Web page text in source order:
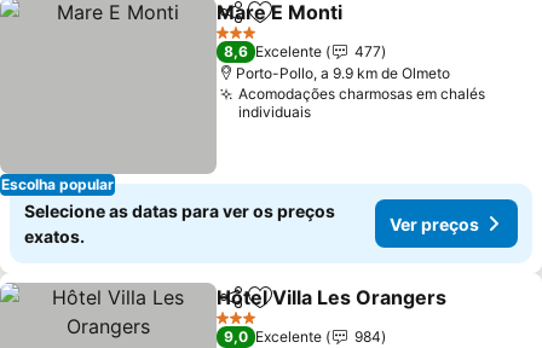
Escolha popular
PartilharAdicionar aos favoritos
Mare E Monti
3 Estrelas
8,6 Excelente
477
Porto-Pollo, a 9.9 km de Olmeto
Acomodações charmosas em chalés
individuais
Selecione as datas para ver os preços
exatos.
Ver preços
PartilharAdicionar aos favoritos
Hôtel Villa Les Orangers
3 Estrelas
9,0 Excelente
984